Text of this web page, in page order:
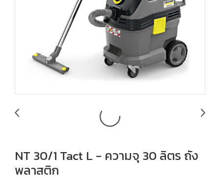
NT 30/1 Tact L - ความจุ 30 ลิตร ถัง
พลาสติก